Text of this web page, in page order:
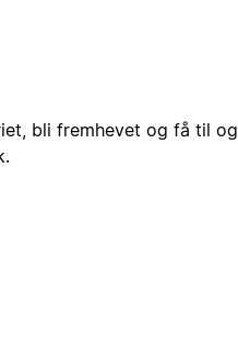
bli fremhevet og få til og